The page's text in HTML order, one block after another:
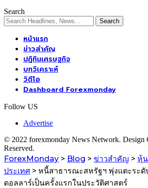
Search
หน้าแรก
ข่าวสำคัญ
ปฏิทินเศรษฐกิจ
บทวิเคราะห์
วิดีโอ
Dashboard Forexmonday
Follow US
Advertise
© 2022 forexmonday News Network. Design
Reserved.
ForexMonday > Blog > ข่าวสำคัญ > หุ้
ประเทศ > หนี้สาธารณะสหรัฐฯ พุ่งแตะระ
ดอลลาร์เป็นครั้งแรกในประวัติศาสตร์